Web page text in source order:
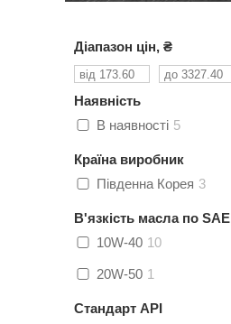
Діапазон цін, ₴
Наявність
В наявності 5
Країна виробник
Південна Корея 3
В'язкість масла по SAE
10W-40 10
20W-50 1
Стандарт API